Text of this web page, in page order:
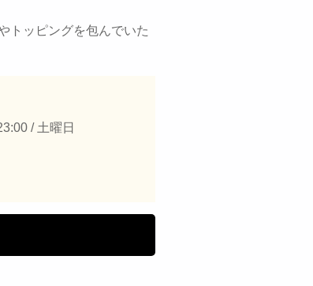
トッピングを包んでいた
/ 土曜日